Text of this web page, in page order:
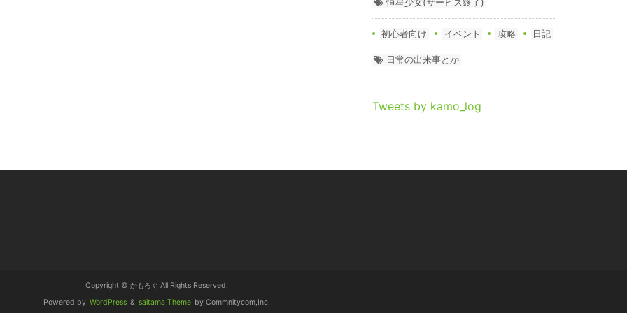
初心者向け イベント 攻略 日記
日常の出来事とか
Tweets by kamo_log
Copyright © かもろぐ All Rights Reserved.
Powered by WordPress & saitama Theme by Commnitycom,Inc.